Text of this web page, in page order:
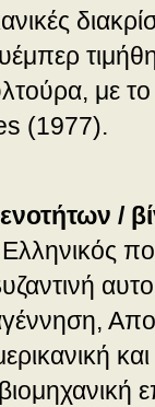
με
(1977).
/